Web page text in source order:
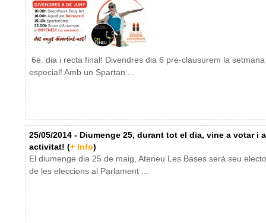
6è. dia i recta final! Divendres dia 6 pre-clausurem la setmana
especial! Amb un Spartan ...
25/05/2014 - Diumenge 25, durant tot el dia, vine a votar i
activitat! (+ Info)
El diumenge dia 25 de maig, Ateneu Les Bases serà seu
de les eleccions al Parlament ...